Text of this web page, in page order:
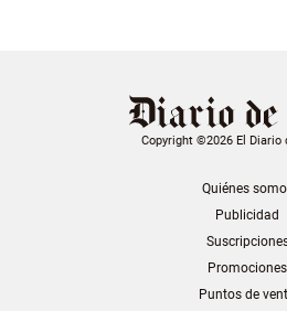
Copyright ©2026 El Diario
Quiénes
Publicidad
Promociones
Puntos de